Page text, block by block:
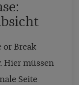
or Break
Hier müssen
Seite